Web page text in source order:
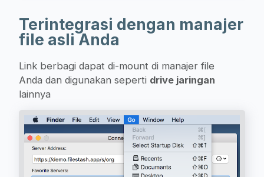
Terintegrasi dengan manajer
file asli Anda
Link berbagi dapat di-mount di manajer file
Anda dan digunakan seperti drive jaringan
lainnya